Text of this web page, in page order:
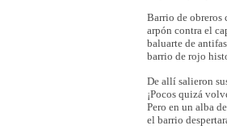
Barrio de obreros
arpón contra el
baluarte de
barrio de rojo
De allí salieron
¡Pocos quizá
Pero en un alba
el barrio